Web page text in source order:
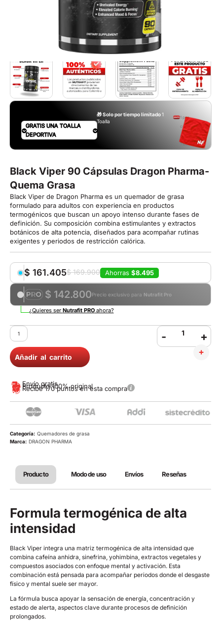
🎁 Solo por tiempo limitado1
Toalla
1 por
compra.
Aplican
T&C
GRATIS UNA TOALLA
DEPORTIVA
Black Viper 90 Cápsulas Dragon Pharma-
Quema Grasa
Black Viper de Dragon Pharma es un quemador de grasa
formulado para adultos con experiencia en productos
termogénicos que buscan un apoyo intenso durante fases de
definición. Su composición combina estimulantes y extractos
botánicos de alta potencia, diseñados para acompañar rutinas
exigentes y periodos de restricción calórica.
$169.900
$ 161.405 Ahorras $8.495
$ 142.800Precio exclusivo para Nutrafit Pro
¿Quieres ser Nutrafit PROahora?
- +
Añadir al carrito
Envío gratis
Producto 100% original
Recibe 170 puntos en esta compra
Categoría: Quemadores de grasa
Marca: DRAGON PHARMA
Producto Modo de uso Envíos Reseñas
Formula termogénica de alta
intensidad
Black Viper integra una matriz termogénica de alta intensidad que
combina cafeína anhidra, sinefrina, yohimbina, extractos vegetales y
compuestos asociados con enfoque mental y activación. Esta
combinación está pensada para acompañar periodos donde el desgaste
físico y mental suele ser mayor.
La fórmula busca apoyar la sensación de energía, concentración y
estado de alerta, aspectos clave durante procesos de definición
prolongados.